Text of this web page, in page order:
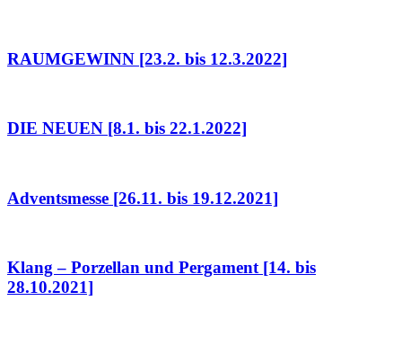
RAUMGEWINN [23.2. bis 12.3.2022]
DIE NEUEN [8.1. bis 22.1.2022]
Adventsmesse [26.11. bis 19.12.2021]
Klang – Porzellan und Pergament [14. bis
28.10.2021]